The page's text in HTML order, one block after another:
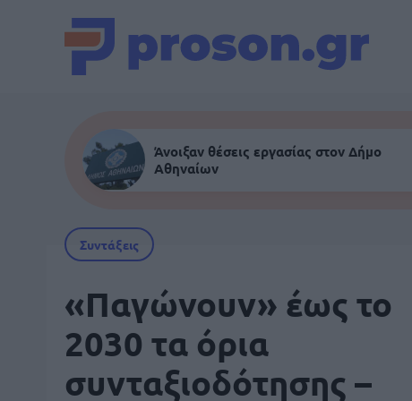
Άνοιξαν θέσεις εργασίας στον Δήμο
Αθηναίων
Συντάξεις
«Παγώνουν» έως το
2030 τα όρια
συνταξιοδότησης –